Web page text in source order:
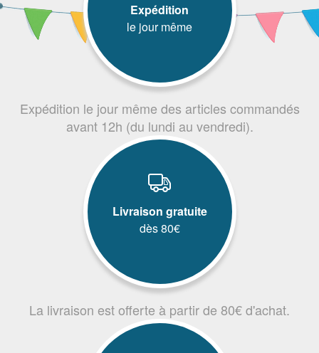
Expédition
le jour même
Expédition le jour même des articles commandés
avant 12h (du lundi au vendredi).
Livraison gratuite
dès 80€
La livraison est offerte à partir de 80€ d'achat.